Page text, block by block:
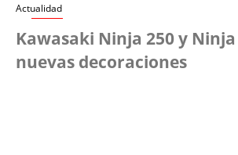
Actualidad
Kawasaki Ninja 250 y Ninja
nuevas decoraciones